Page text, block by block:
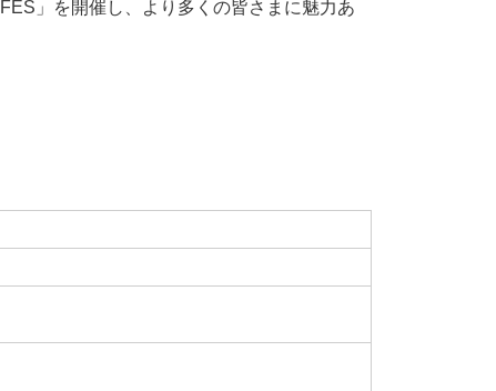
」を開催し、より多くの皆さまに魅力あ